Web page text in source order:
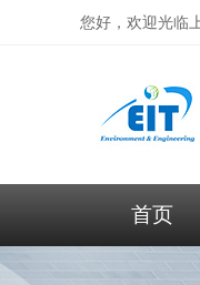
您好，欢迎光临
首页